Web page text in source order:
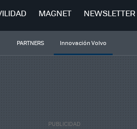
MAGNET NEWSLETTER
PARTNERS Innovación Volvo